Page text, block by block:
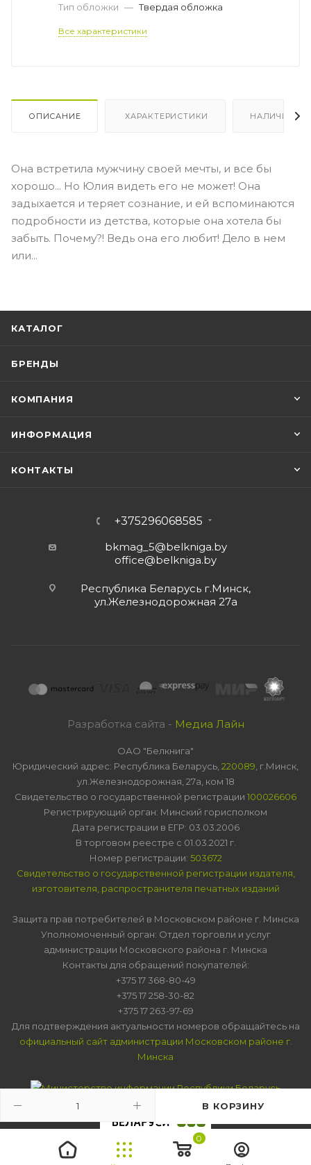
В КОРЗИНУ
Тип обложки — Твердая обложка
Все характеристики
ОПИСАНИЕ ХАРАКТЕРИСТИКИ НАЛИЧИЕ
Она встретила мужчину своей мечты, и все бы
хорошо... Но Юлия видеть его не может! Она
задыхается и теряет сознание, и ей вспоминаются
подробности из детства, которые она хотела бы
забыть. Почему?! Ведь она его любит! Дело в нем
или...
0
КАТАЛОГ
БРЕНДЫ
КОМПАНИЯ
ИНФОРМАЦИЯ
КОНТАКТЫ
+375296068585
bkmag_5@belkniga.by
office@belkniga.by
Республика Беларусь г.Минск,
ул.Железнодорожная 27а
Разработка сайта - Медиа Лайн
ОАО "Белкнига"
Юридический адрес: Республика Беларусь, 220089 , г.Минск,
ул.Железнодорожная, 27а, ком 18
Свидетельство о государственной регистрации 100026606
Регистрирующий орган: Минский горисполком
Дата регистрации в ЕГР: 03.03.2006
В торговом реестре с 01.03.2021 г.
Номер регистрации: 503672
Свидетельство о государственной регистрации издателя,
изготовителя, распространителя печатных изданий
Защита прав потребителей в Московском районе г. Минска
Уполномоченный орган: Отдел торговли и услуг
администрации Московского района г. Минска
Контакты для обращений покупателей:
+375 17 368-80-49
+375 17 258-30-82
+375 17 263-97-69
Для подтверждения актуальности номеров обращайтесь на
официальный сайт администрации Московском районе г.
Минска